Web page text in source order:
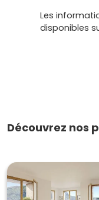
Les
disponibles
Découvrez nos